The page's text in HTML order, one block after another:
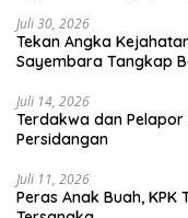
Juli 30, 2026
Tekan Angka
Sayembara Tangkap
Juli 14, 2026
Terdakwa dan
Persidangan
Juli 11, 2026
Peras Anak Buah,